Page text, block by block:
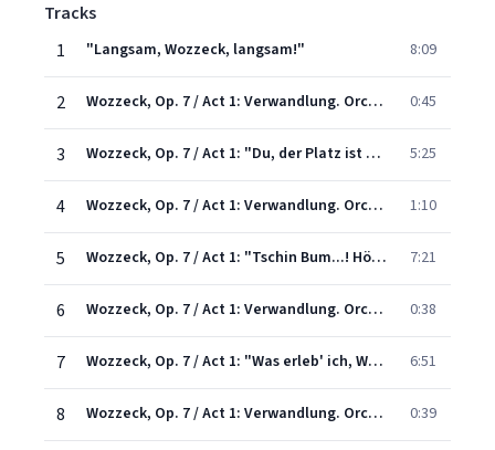
Tracks
1
"Langsam, Wozzeck, langsam!" 8:09
2 Wozzeck, Op. 7 / Act 1: Verwandlung. Orchester-Nachspiel 0:45
3 Wozzeck, Op. 7 / Act 1: "Du, der Platz ist verflucht!" 5:25
4 Wozzeck, Op. 7 / Act 1: Verwandlung. Orchester-Nachspiel und beginnende Militärmusik 1:10
5 Wozzeck, Op. 7 / Act 1: "Tschin Bum...! Hörst Bub? Da kommen sie!" 7:21
6 Wozzeck, Op. 7 / Act 1: Verwandlung. Orchester-Überleitung 0:38
7 Wozzeck, Op. 7 / Act 1: "Was erleb' ich, Wozzeck?" 6:51
8 Wozzeck, Op. 7 / Act 1: Verwandlung. Orchester-Einleitung 0:39